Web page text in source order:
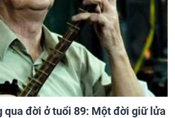
qua đời ở tuổi 89: Một đời giữ lửa